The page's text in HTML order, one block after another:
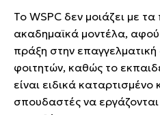
Το WSPC δεν μοιάζει με
ακαδημαϊκά μοντέλα, αφού
πράξη στην
φοιτητών, καθώς το
είναι ειδικά καταρτισμένο
σπουδαστές να